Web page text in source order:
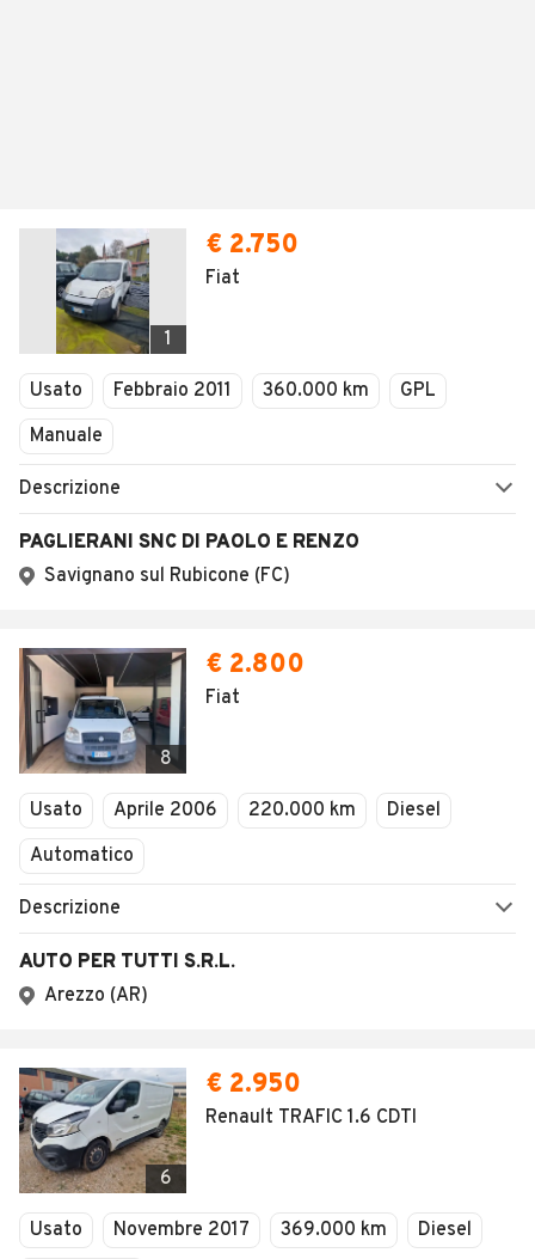
1
€ 2.750
Fiat
Usato Febbraio 2011 360.000 km
GPL
Manuale
Descrizione
PAGLIERANI SNC DI PAOLO E RENZO
Savignano sul Rubicone (FC)
8
€ 2.800
Fiat
Usato Aprile 2006 220.000 km
Diesel
Automatico
Descrizione
AUTO PER TUTTI S.R.L.
Arezzo (AR)
6
€ 2.950
Renault TRAFIC 1.6 CDTI
Usato Novembre 2017 369.000 km
Diesel